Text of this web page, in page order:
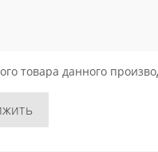
товара данного